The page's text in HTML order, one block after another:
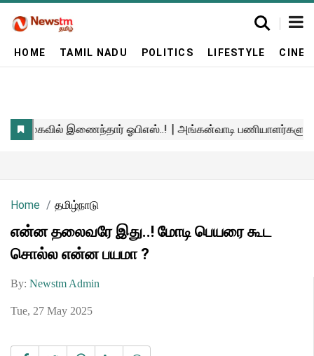
HOME TAMIL NADU POLITICS LIFESTYLE
Home தமிழ்நாடு
என்ன தலைவரே இது..! மோடி பெயரை கூட
சொல்ல என்ன பயமா ?
By: Newstm Admin
Tue, 27 May 2025